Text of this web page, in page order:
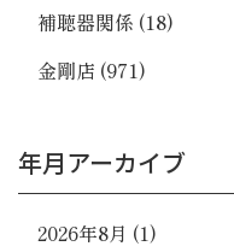
補聴器関係 (18)
金剛店 (971)
年月アーカイブ
2026年8月 (1)